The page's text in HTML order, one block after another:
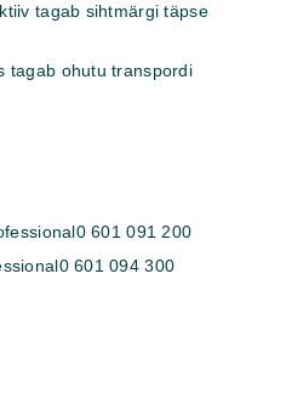
tagab sihtmärgi täpse
tagab ohutu transpordi
0 601 091 200
0 601 094 300